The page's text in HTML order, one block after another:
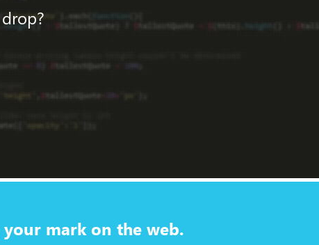
mark on the web.